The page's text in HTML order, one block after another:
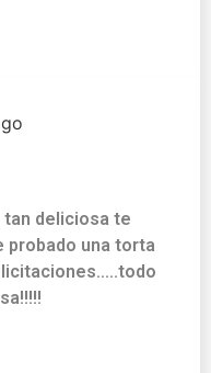
deliciosa te
probado una torta